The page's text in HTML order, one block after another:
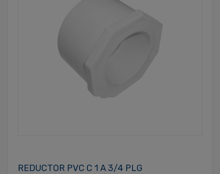
REDUCTOR PVC C 1 A 3/4 PLG